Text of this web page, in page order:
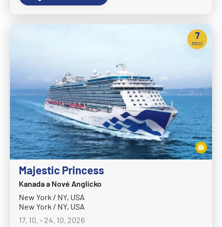
Majestic Princess
Kanada a Nové Anglicko
New York / NY, USA
New York / NY, USA
17. 10. - 24. 10. 2026
7
nocí